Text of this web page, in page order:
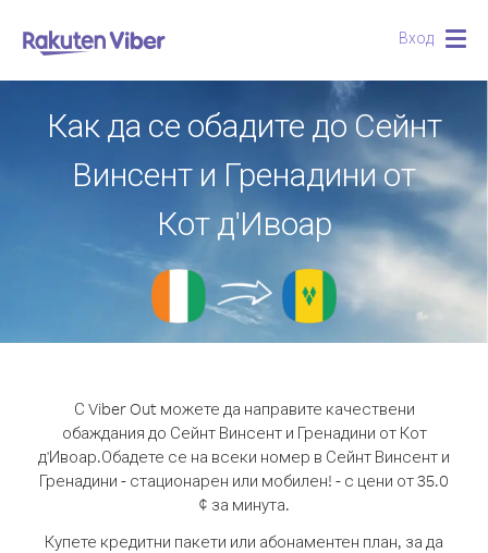
Вход
Как да се обадите до Сейнт
Винсент и Гренадини от
Кот д'Ивоар
С Viber Out можете да направите качествени
обаждания до Сейнт Винсент и Гренадини от Кот
д'Ивоар.Обадете се на всеки номер в Сейнт Винсент и
Гренадини - стационарен или мобилен! - с цени от 35.0
¢ за минута.
Купете кредитни пакети или абонаментен план, за да